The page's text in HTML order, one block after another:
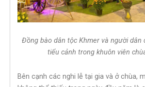
Đồng bào dân tộc Khmer và người dân
tiểu cảnh trong khuôn viên
Bên cạnh các nghi lễ tại gia và ở chùa,